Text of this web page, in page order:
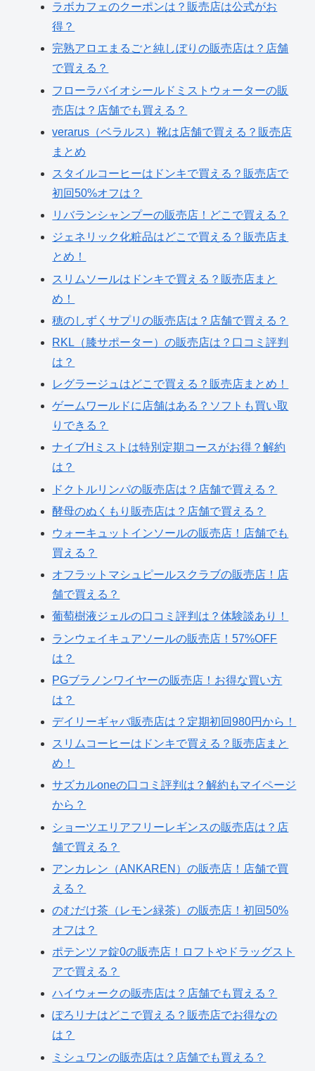
ラボカフェのクーポンは？販売店は公式がお
得？
完熟アロエまるごと純しぼりの販売店は？店舗
で買える？
フローラバイオシールドミストウォーターの販
売店は？店舗でも買える？
verarus（ベラルス）靴は店舗で買える？販売店
まとめ
スタイルコーヒーはドンキで買える？販売店で
初回50%オフは？
リバランシャンプーの販売店！どこで買える？
ジェネリック化粧品はどこで買える？販売店ま
とめ！
スリムソールはドンキで買える？販売店まと
め！
穂のしずくサプリの販売店は？店舗で買える？
RKL（膝サポーター）の販売店は？口コミ評判
は？
レグラージュはどこで買える？販売店まとめ！
ゲームワールドに店舗はある？ソフトも買い取
りできる？
ナイブHミストは特別定期コースがお得？解約
は？
ドクトルリンパの販売店は？店舗で買える？
酵母のぬくもり販売店は？店舗で買える？
ウォーキュットインソールの販売店！店舗でも
買える？
オフラットマシュピールスクラブの販売店！店
舗で買える？
葡萄樹液ジェルの口コミ評判は？体験談あり！
ランウェイキュアソールの販売店！57%OFF
は？
PGブラノンワイヤーの販売店！お得な買い方
は？
デイリーギャバ販売店は？定期初回980円から！
スリムコーヒーはドンキで買える？販売店まと
め！
サズカルoneの口コミ評判は？解約もマイページ
から？
ショーツエリアフリーレギンスの販売店は？店
舗で買える？
アンカレン（ANKAREN）の販売店！店舗で買
える？
のむだけ茶（レモン緑茶）の販売店！初回50%
オフは？
ポテンツァ錠0の販売店！ロフトやドラッグスト
アで買える？
ハイウォークの販売店は？店舗でも買える？
ぽろリナはどこで買える？販売店でお得なの
は？
ミシュワンの販売店は？店舗でも買える？